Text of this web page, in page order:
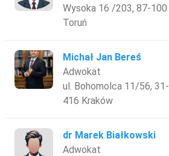
Wysoka 16 /203, 87-100
Toruń
Michał Jan Bereś
Adwokat
ul. Bohomolca 11/56, 31-
416 Kraków
dr Marek Białkowski
Adwokat